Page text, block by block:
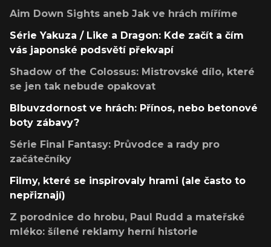
Aim Down Sights aneb Jak ve hrách míříme
Série Yakuza / Like a Dragon: Kde začít a čím
vás japonské podsvětí překvapí
Shadow of the Colossus: Mistrovské dílo, které
se jen tak nebude opakovat
Blbuvzdornost ve hrách: Přínos, nebo betonové
boty zábavy?
Série Final Fantasy: Průvodce a rady pro
začátečníky
Filmy, které se inspirovaly hrami (ale často to
nepřiznají)
Z porodnice do hrobu, Paul Rudd a mateřské
mléko: šílené reklamy herní historie